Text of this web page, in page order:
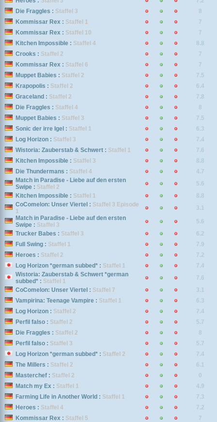
Die Fraggles : Staffel 3
8
Kommissar Rex : Staffel 1
7
Kommissar Rex : Staffel 10
7
Kitchen Impossible : Staffel 4
8.8
Crooks : Staffel 2
7
Kommissar Rex : Staffel 6
7
Muppet Babies : Staffel 2
7.5
Krapopolis : Staffel 2
6.4
Graceland : Staffel 2
7.8
Die Fraggles : Staffel 4
8
Muppet Babies : Staffel 3
7.5
Sonic der irre Igel : Staffel 1
6.3
Log Horizon : Staffel 3
7.4
Wistoria: Zauberstab & Schwert : Staffel 1
7.6
Kitchen Impossible : Staffel 3
8.8
Die Thundermans : Staffel 4
4.7
Match in Paradise - Liebe auf den ersten
Swipe : Staffel 2
5.6
Kitchen Impossible : Staffel 1
8.8
CoComelon: Unser Viertel : Staffel 3 Episode
1
3.1
Match in Paradise - Liebe auf den ersten
Swipe : Staffel 3
5.6
Trucker Babes : Staffel 3
6.2
Full Swing : Staffel 1
7.9
Heroes : Staffel 2
7.2
Log Horizon *german subbed* : Staffel 1
7.4
Wistoria: Zauberstab & Schwert *german
subbed* : Staffel 1
7.6
CoComelon: Unser Viertel : Staffel 7
3.1
Vampirina: Teenage Vampire : Staffel 1
6.3
Log Horizon : Staffel 2
7.4
Perfil falso : Staffel 2
5.7
Die Fraggles : Staffel 2
8
Perfil falso : Staffel 3
5.7
Log Horizon *german subbed* : Staffel 2
7.4
The Millers : Staffel 2
6.1
Masterchef : Staffel 2
0
Match my Ex : Staffel 1
4.9
Farming Life in Another World : Staffel 1
7.3
Heroes : Staffel 4
7.2
Kommissar Rex : Staffel 5
7